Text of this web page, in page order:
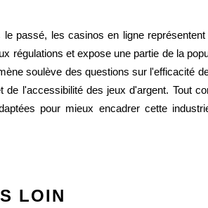
passé, les casinos en ligne
régulations et expose une partie de la
soulève des questions sur l'efficacité
de l'accessibilité des jeux d'argent. Tout
pour mieux encadrer cette
LOIN